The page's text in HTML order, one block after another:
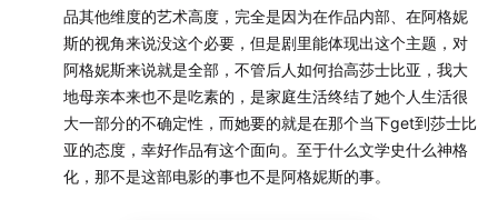
品其他维度的艺术高度，完全是因为在作品内部、在阿格妮
斯的视角来说没这个必要，但是剧里能体现出这个主题，对
阿格妮斯来说就是全部，不管后人如何抬高莎士比亚，我大
地母亲本来也不是吃素的，是家庭生活终结了她个人生活很
大一部分的不确定性，而她要的就是在那个当下get到莎士比
亚的态度，幸好作品有这个面向。至于什么文学史什么神格
化，那不是这部电影的事也不是阿格妮斯的事。